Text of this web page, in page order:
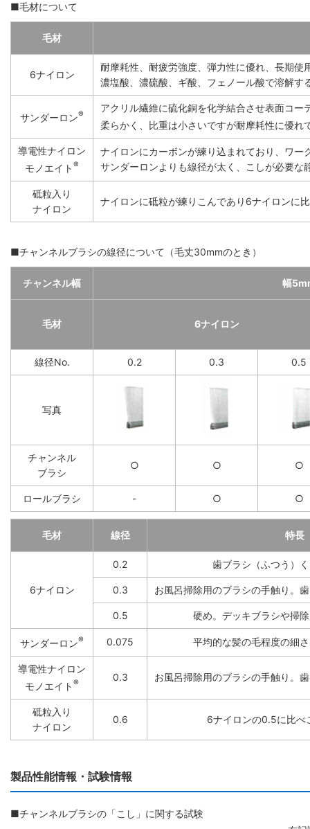
■毛材について
毛材
6ナイロン
耐摩耗性、耐疲労強度、弾力性に優れ、長期
濃塩酸、濃硫酸、ギ酸、フェノール酸で溶解す
サンダーロン®
アクリル繊維に硫化銅を化学結合させ表面コ
柔らかく、比重は小さいですが耐摩耗性に優れ
導電性ナイロン
モノエイト ®
ナイロンにカーボンが練り込まれており、ワ
サンダーロンよりも線径が太く、こしが必要
砥粒入り
ナイロン
ナイロンに砥粒が練りこんであり6ナイロンに
■チャンネルブラシの線径について（毛丈30mmのとき）
チャンネル幅 幅
毛材 6ナイロン
線径No. 0.2 0.3 0.5
写真
チャンネル
ブラシ
○ ○ ○
ロールブラシ - ○ ○
毛材 線径 特長
6ナイロン
0.2 歯ブラシ（ふつう）
0.3 お風呂掃除用のブラシの手触り。
0.5 硬め。デッキブラシや掃
サンダーロン® 0.075 平均的な髪の毛程度の細
導電性ナイロン
モノエイト ® 0.3 お風呂掃除用のブラシの手触り。
砥粒入り
ナイロン
0.6 6ナイロンの0.5に比べ
製品性能情報・試験情報
■チャンネルブラシの「こし」に関する試験